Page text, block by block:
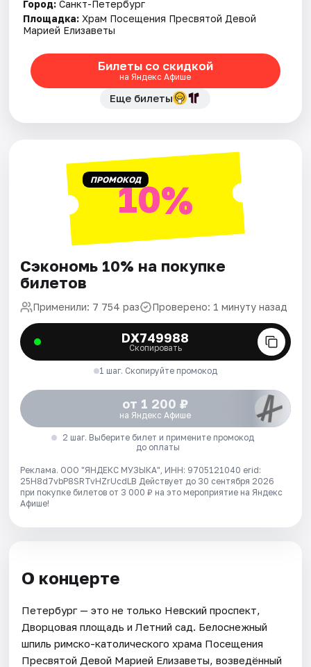
Рейтинги
Город: Санкт-Петербург
Площадка: Храм Посещения Пресвятой Девой
Марией Елизаветы
Билеты со скидкой
на Яндекс Афише
Еще билеты
ПРОМОКОД10%
Сэкономь 10% на покупке
билетов
Применили: 7 754 раз Проверено: 1 минуту назад
DX749988
Скопировать
1 шаг. Скопируйте промокод
от 1 200 ₽
на Яндекс Афише
2 шаг. Выберите билет и примените промокод
до оплаты
Реклама. ООО "ЯНДЕКС МУЗЫКА", ИНН: 9705121040 erid:
25H8d7vbP8SRTvHZrUcdLB Действует до 30 сентября 2026
при покупке билетов от 3 000 ₽ на это мероприятие на Яндекс
Афише!
О концерте
Петербург — это не только Невский проспект,
Дворцовая площадь и Летний сад. Белоснежный
шпиль римско-католического храма Посещения
Пресвятой Девой Марией Елизаветы, возведённый